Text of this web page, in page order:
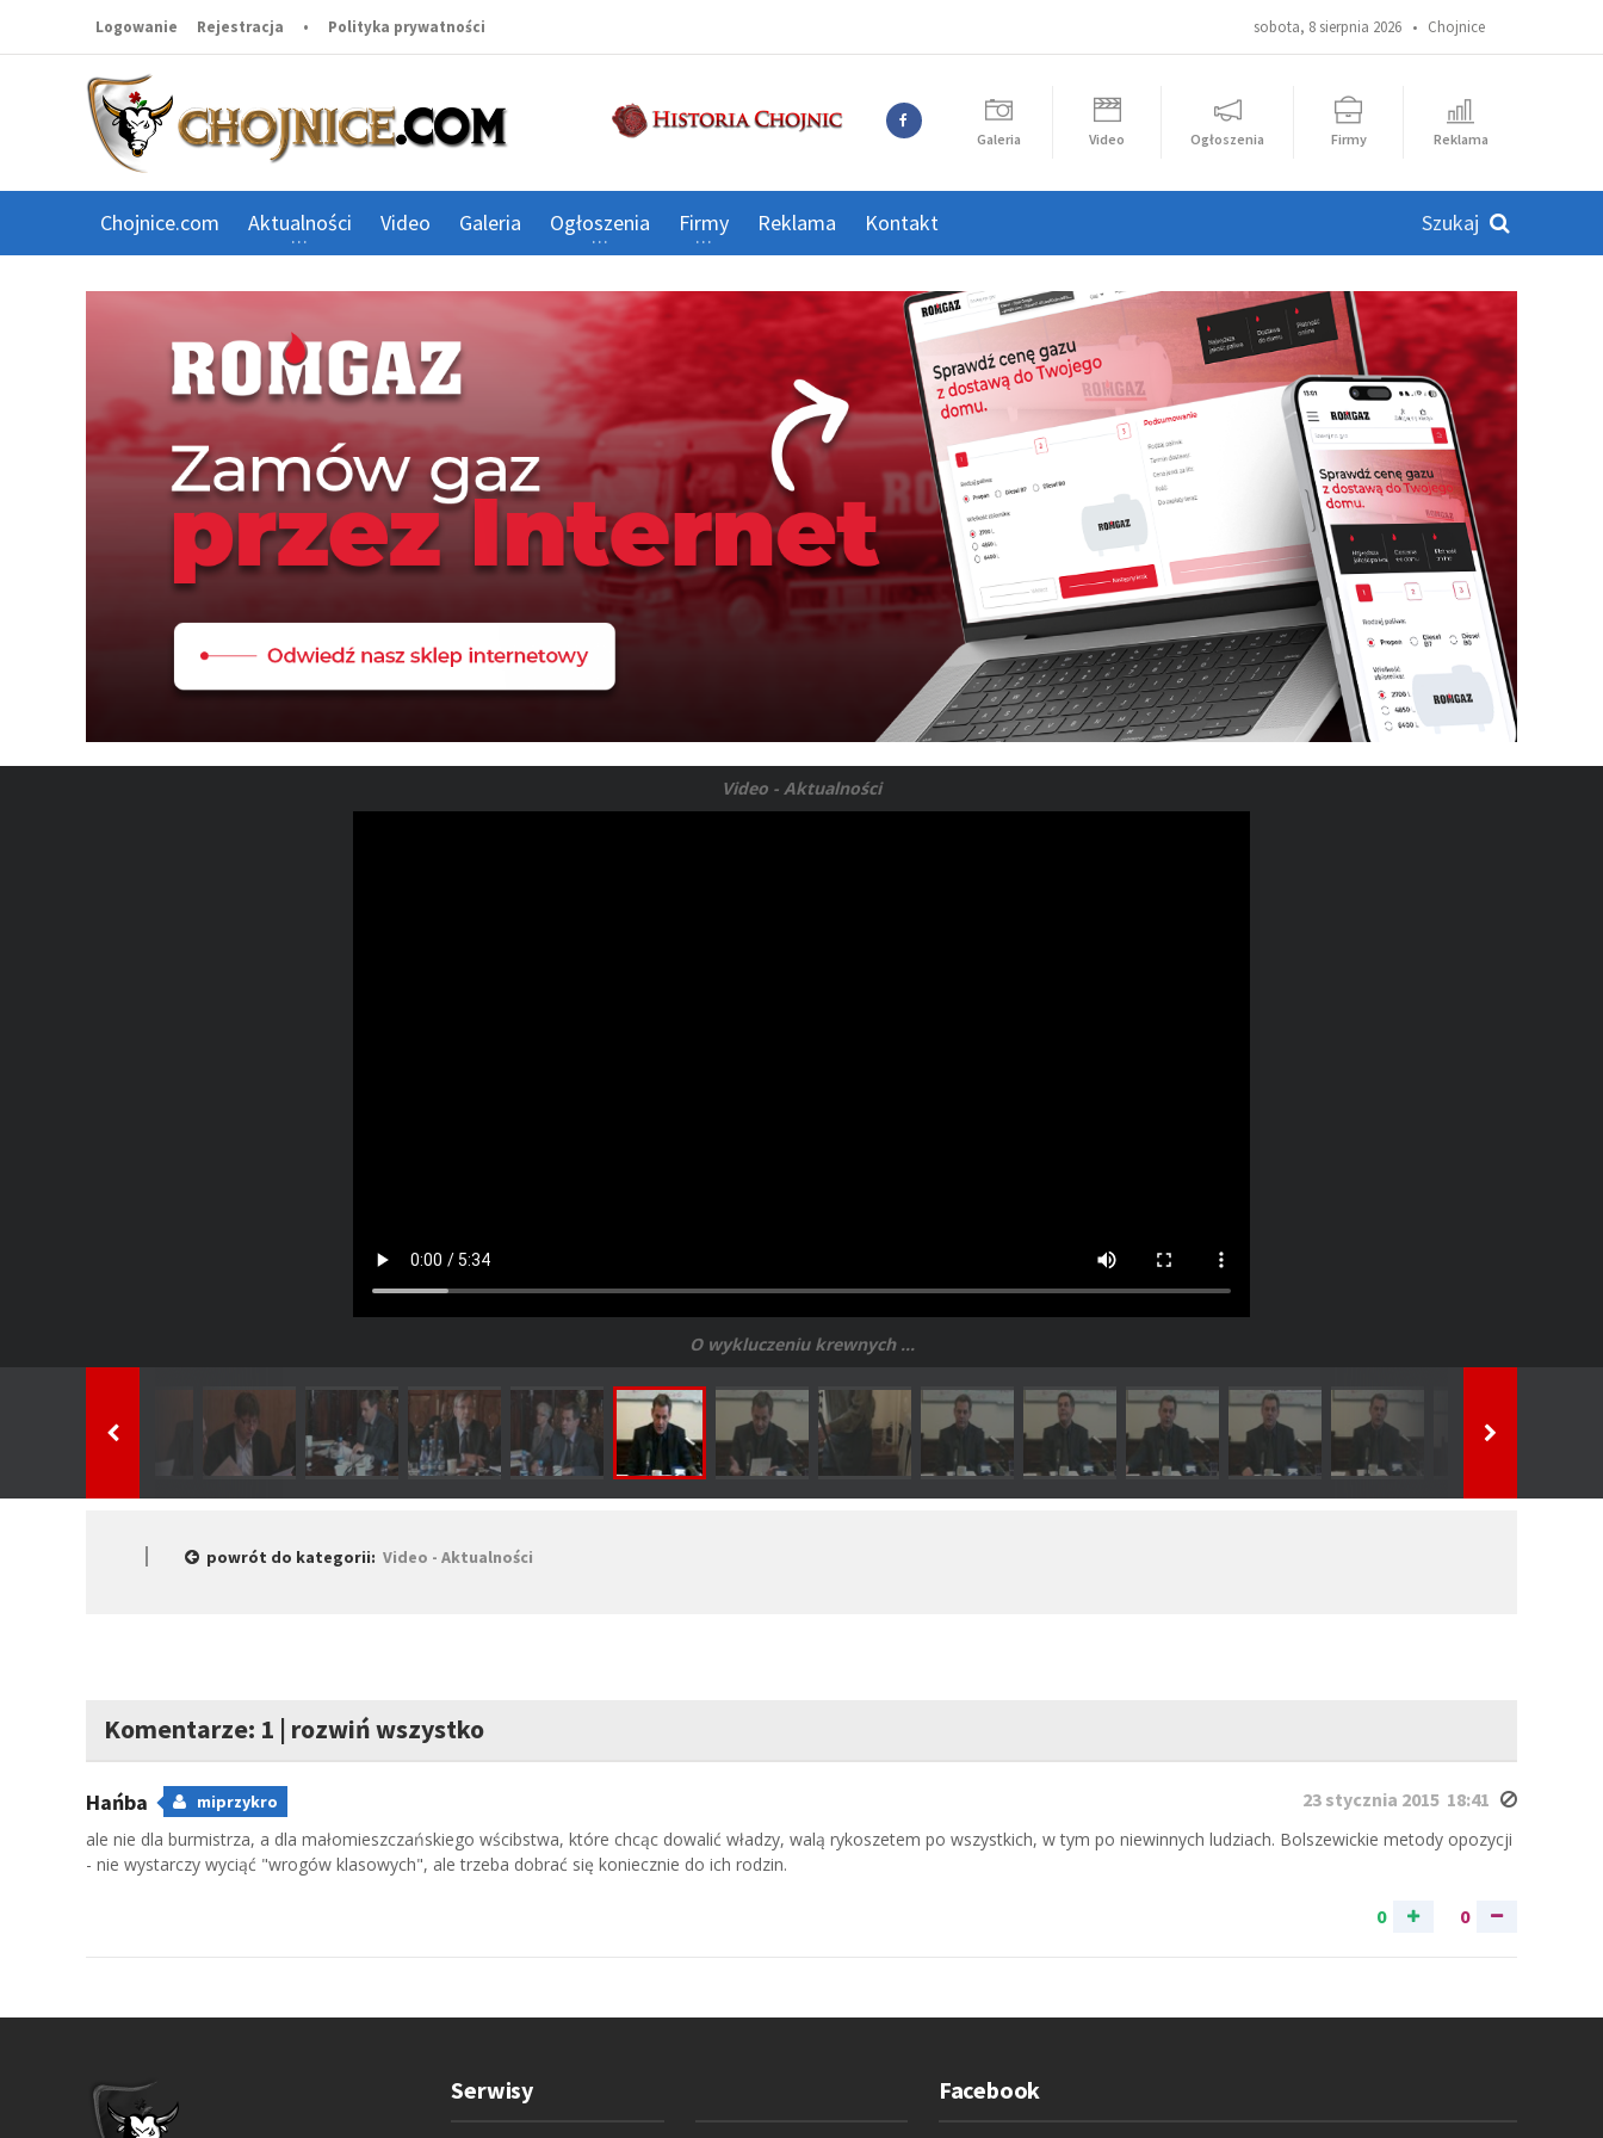
sobota, 8 sierpnia 2026 • Chojnice
Logowanie Rejestracja • Polityka prywatności
Galeria Video Ogłoszenia Firmy Reklama
Chojnice.com Aktualności Video Galeria Ogłoszenia Firmy Reklama Kontakt
Video - Aktualności
O wykluczeniu krewnych ...
powrót do kategorii: Video - Aktualności
Komentarze: 1 | rozwiń wszystko
23 stycznia 2015 18:41
Hańba miprzykro
ale nie dla burmistrza, a dla małomieszczańskiego wścibstwa, które chcąc dowalić władzy, walą rykoszetem po wszystkich, w tym po niewinnych ludziach. Bolszewickie metody opozycji
- nie wystarczy wyciąć "wrogów klasowych", ale trzeba dobrać się koniecznie do ich rodzin.
0 0
Serwisy Facebook